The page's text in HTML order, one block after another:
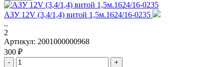
АЗУ 12V (3,4/1,4) витой 1,5м.1624/16-0235
..
2
Артикул: 2001000000968
300 ₽
-
+